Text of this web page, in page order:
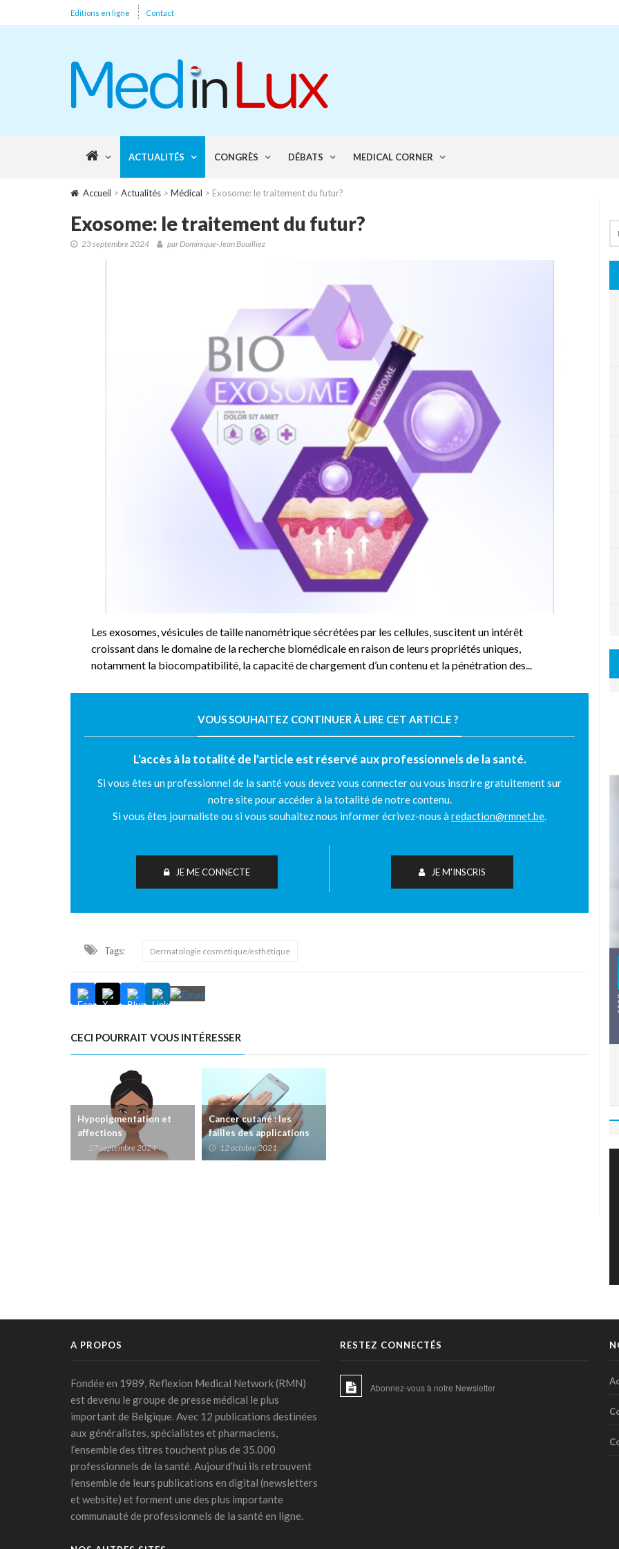
Editions en ligne Contact
ACTUALITÉS CONGRÈS DÉBATS MEDICAL CORNER
Accueil > Actualités > Médical > Exosome: le traitement du futur?
Exosome: le traitement du futur?
23 septembre 2024 par Dominique-Jean Bouilliez
Les exosomes, vésicules de taille nanométrique sécrétées par les cellules, suscitent un intérêt
croissant dans le domaine de la recherche biomédicale en raison de leurs propriétés uniques,
notamment la biocompatibilité, la capacité de chargement d’un contenu et la pénétration des...
VOUS SOUHAITEZ CONTINUER À LIRE CET ARTICLE ?
L'accès à la totalité de l'article est réservé aux professionnels de la santé.
Si vous êtes un professionnel de la santé vous devez vous connecter ou vous inscrire gratuitement sur
notre site pour accéder à la totalité de notre contenu.
Si vous êtes journaliste ou si vous souhaitez nous informer écrivez-nous àredaction@rmnet.be.
JE ME CONNECTE JE M'INSCRIS
Tags: Dermatologie cosmétique/esthétique
CECI POURRAIT VOUS INTÉRESSER
Hypopigmentation et
affections
hématologiques
27 septembre 2024
Cancer cutané : les
failles des applications
de détection
12 octobre 2021
A PROPOS
Fondée en 1989, Reflexion Medical Network (RMN)
est devenu le groupe de presse médical le plus
important de Belgique. Avec 12 publications destinées
aux généralistes, spécialistes et pharmaciens,
l’ensemble des titres touchent plus de 35.000
professionnels de la santé. Aujourd’hui ils retrouvent
l’ensemble de leurs publications en digital (newsletters
et website) et forment une des plus importante
communauté de professionnels de la santé en ligne.
RESTEZ CONNECTÉS
Abonnez-vous à notre Newsletter